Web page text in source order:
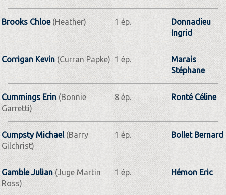
Brooks Chloe(Heather) 1 ép.
Donnadieu
Ingrid
Corrigan Kevin(Curran Papke) 1 ép.
Marais
Stéphane
Cummings Erin(Bonnie
Garretti)
8 ép. Ronté Céline
Cumpsty Michael(Barry
Gilchrist)
1 ép. Bollet Bernard
Gamble Julian(Juge Martin
Ross)
1 ép. Hémon Eric